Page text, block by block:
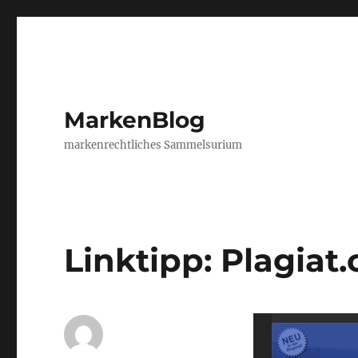
MarkenBlog
markenrechtliches Sammelsurium
Linktipp: